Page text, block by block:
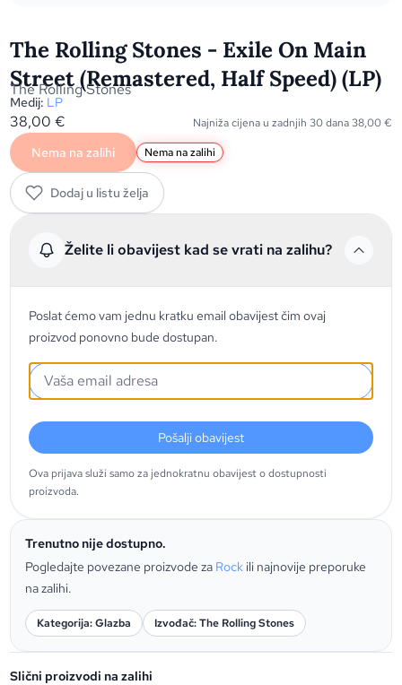
The Rolling Stones - Exile On Main
Street (Remastered, Half Speed) (LP)
The Rolling Stones
Medij: LP
38,00€ Najniža cijena u zadnjih 30 dana38,00€
Nema na zalihi Nema na zalihi
Dodaj u listu želja
Želite li obavijest kad se vrati na zalihu?
Poslat ćemo vam jednu kratku email obavijest čim ovaj
proizvod ponovno bude dostupan.
Pošalji obavijest
Ova prijava služi samo za jednokratnu obavijest o dostupnosti
proizvoda.
Trenutno nije dostupno.
Pogledajte povezane proizvode za Rock ili najnovije preporuke
na zalihi.
Kategorija: Glazba Izvođač: The Rolling Stones
Slični proizvodi na zalihi